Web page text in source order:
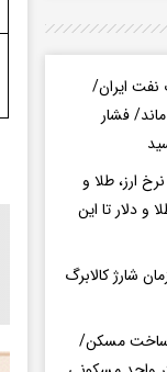
نفت ایران/
فشار
ارز، طلا و
دلار تا این
شارژ کالابرگ
ساخت مسکن/